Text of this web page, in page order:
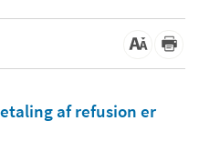
af refusion er